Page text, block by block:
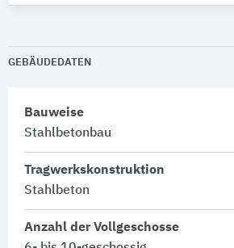
GEBÄUDEDATEN
Bauweise
Stahlbetonbau
Tragwerkskonstruktion
Stahlbeton
Anzahl der Vollgeschosse